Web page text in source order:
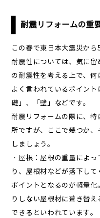
耐震リフォームの重
この春で東日本大震災か
耐震性については、気に
の耐震性を考える上で、何
よく言われているポイン
礎」、「壁」などです。
耐震リフォームの際に、
所ですが、ここで幾つか
しましょう。
・屋根：屋根の重量によ
り、屋根材などが落下して
ポイントとなるのが軽量
りしない屋根材に葺き替
できるといわれています。